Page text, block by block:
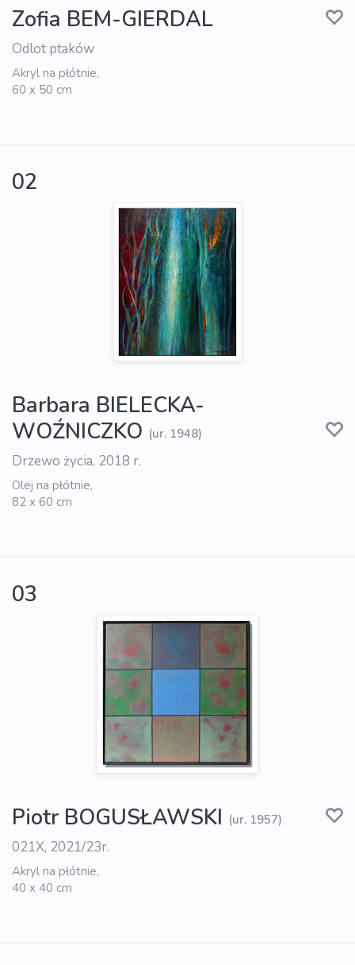
Zofia BEM-GIERDAL
Odlot ptaków
Akryl na płótnie,
60 x 50 cm
02
Barbara BIELECKA-
WOŹNICZKO (ur. 1948)
Drzewo życia, 2018 r.
Olej na płótnie,
82 x 60 cm
03
Piotr BOGUSŁAWSKI (ur. 1957)
021X, 2021/23r.
Akryl na płótnie,
40 x 40 cm